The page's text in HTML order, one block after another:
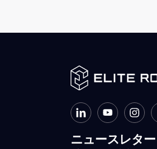
ニュースレター